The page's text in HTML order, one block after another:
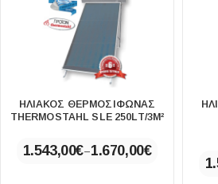
ΗΛΙΑΚΟΣ ΘΕΡΜΟΣΙΦΩΝΑΣ
THERMOSTAHL SLE 250LT/3M²
1.543,00€–1.670,00€